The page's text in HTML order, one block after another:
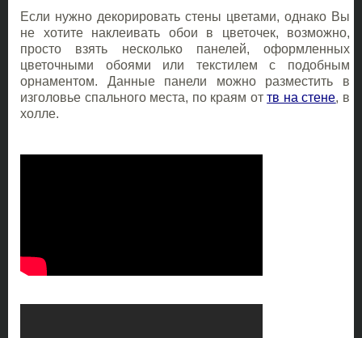
Если нужно декорировать стены цветами, однако Вы
не хотите наклеивать обои в цветочек, возможно,
просто взять несколько панелей, оформленных
цветочными обоями или текстилем с подобным
орнаментом. Данные панели можно разместить в
изголовье спального места, по краям оттв на стене, в
холле.